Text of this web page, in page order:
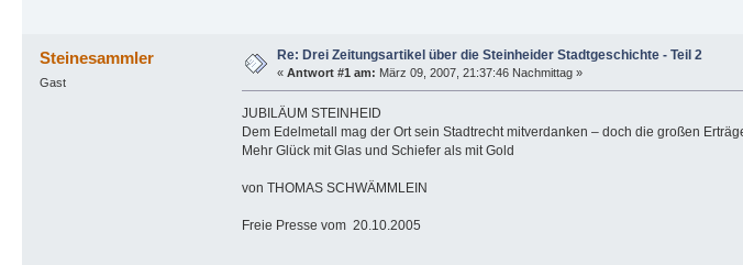
Steinesammler
Gast
Re: Drei Zeitungsartikel über die Steinheider Stadtgeschichte - Teil 2
« Antwort #1 am: März 09, 2007, 21:37:46 Nachmittag »
JUBILÄUM STEINHEID
Dem Edelmetall mag der Ort sein Stadtrecht mitverdanken – doch die großen
Mehr Glück mit Glas und Schiefer als mit Gold
von THOMAS SCHWÄMMLEIN
Freie Presse vom 20.10.2005